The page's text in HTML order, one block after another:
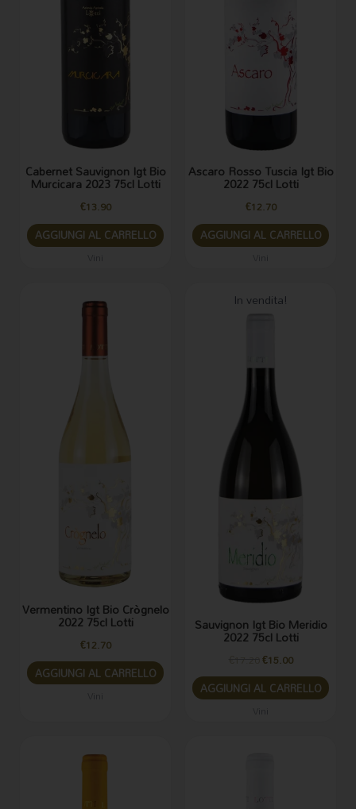
Cabernet Sauvignon Igt Bio
Murcicara 2023 75cl Lotti
€13.90
AGGIUNGI AL CARRELLO
Ascaro Rosso Tuscia Igt Bio
2022 75cl Lotti
€12.70
AGGIUNGI AL CARRELLO
Vermentino Igt Bio Crògnelo
2022 75cl Lotti
€12.70
AGGIUNGI AL CARRELLO
In vendita!
Sauvignon Igt Bio Meridio
2022 75cl Lotti
prezzo
€15.00
AGGIUNGI AL CARRELLO